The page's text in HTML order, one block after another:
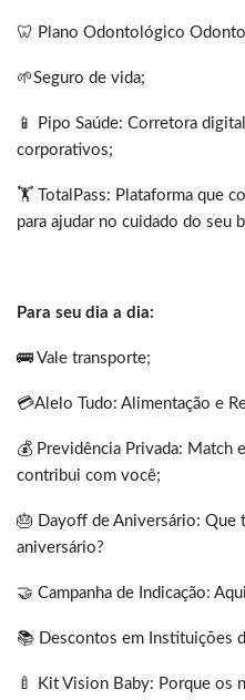
🦷 Plano Odontológico
🌱Seguro de vida;
📱 Pipo Saúde: Corretora
corporativos;
🏋️‍ TotalPass: Plataforma que
para ajudar no cuidado do seu
Para seu dia a dia:
🚌 Vale transporte;
💳Alelo Tudo: Alimentação e
💰 Previdência Privada: Match
contribui com você;
🎂 Dayoff de Aniversário: Que
aniversário?
🤝 Campanha de Indicação:
📚 Descontos em Instituições
🍼 Kit Vision Baby: Porque os